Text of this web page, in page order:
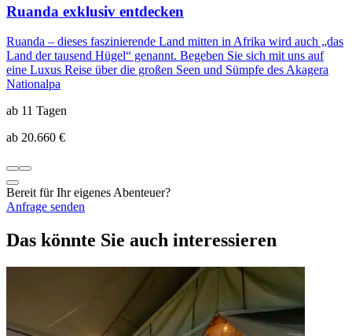
Ruanda exklusiv entdecken
Ruanda – dieses faszinierende Land mitten in Afrika wird auch „das
Land der tausend Hügel“ genannt. Begeben Sie sich mit uns auf
eine Luxus Reise über die großen Seen und Sümpfe des Akagera
Nationalpa
ab 11 Tagen
ab 20.660 €
Bereit für Ihr eigenes Abenteuer?
Anfrage senden
Das könnte Sie auch interessieren